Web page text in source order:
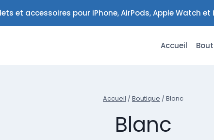
et accessoires pour iPhone, AirPods, Apple Watch
Accueil
Accueil / Boutique / Blanc
Blanc